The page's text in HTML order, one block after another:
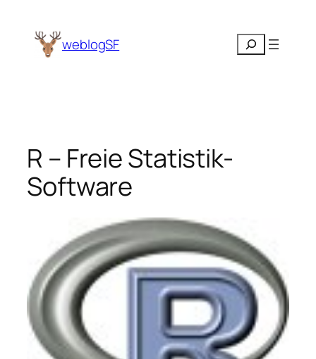
Inhalt
springen weblogSF Suchen
R – Freie Statistik-
Software